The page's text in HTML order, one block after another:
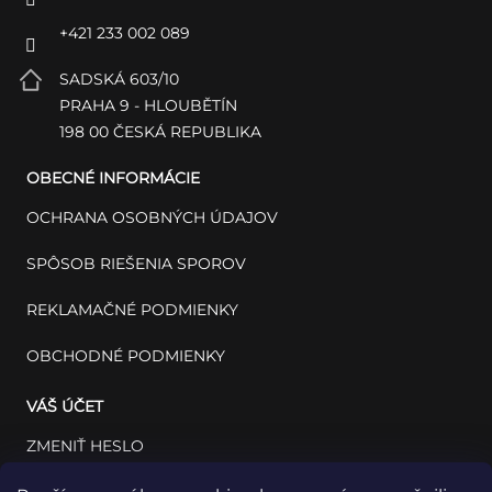
+421 233 002 089
SADSKÁ 603/10
PRAHA 9 - HLOUBĚTÍN
198 00 ČESKÁ REPUBLIKA
OBECNÉ INFORMÁCIE
OCHRANA OSOBNÝCH ÚDAJOV
SPÔSOB RIEŠENIA SPOROV
REKLAMAČNÉ PODMIENKY
OBCHODNÉ PODMIENKY
VÁŠ ÚČET
ZMENIŤ HESLO